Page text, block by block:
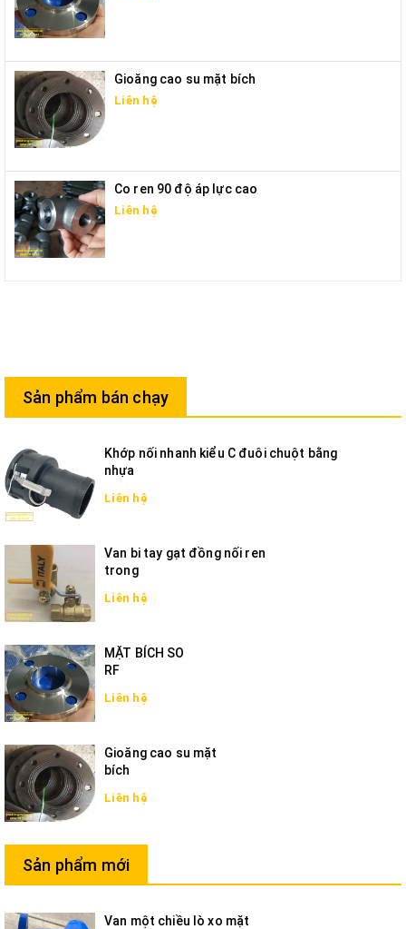
Gioăng cao su mặt bích
Liên hệ
Co ren 90 độ áp lực cao
Liên hệ
Sản phẩm bán chạy
Khớp nối nhanh kiểu C đuôi chuột bằng
nhựa
Liên hệ
Van bi tay gạt đồng nối ren
trong
Liên hệ
MẶT BÍCH SO
RF
Liên hệ
Gioăng cao su mặt
bích
Liên hệ
Sản phẩm mới
Van một chiều lò xo mặt